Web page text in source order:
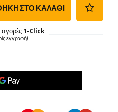
ΣΤΟ ΚΑΛΆΘΙ
αγορές 1-Click
εγγραφή)